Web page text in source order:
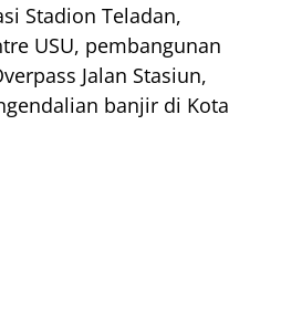
Stadion Teladan,
USU, pembangunan
Jalan Stasiun,
banjir di Kota